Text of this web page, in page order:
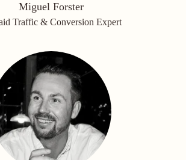
Miguel Forster
Traffic & Conversion Expert